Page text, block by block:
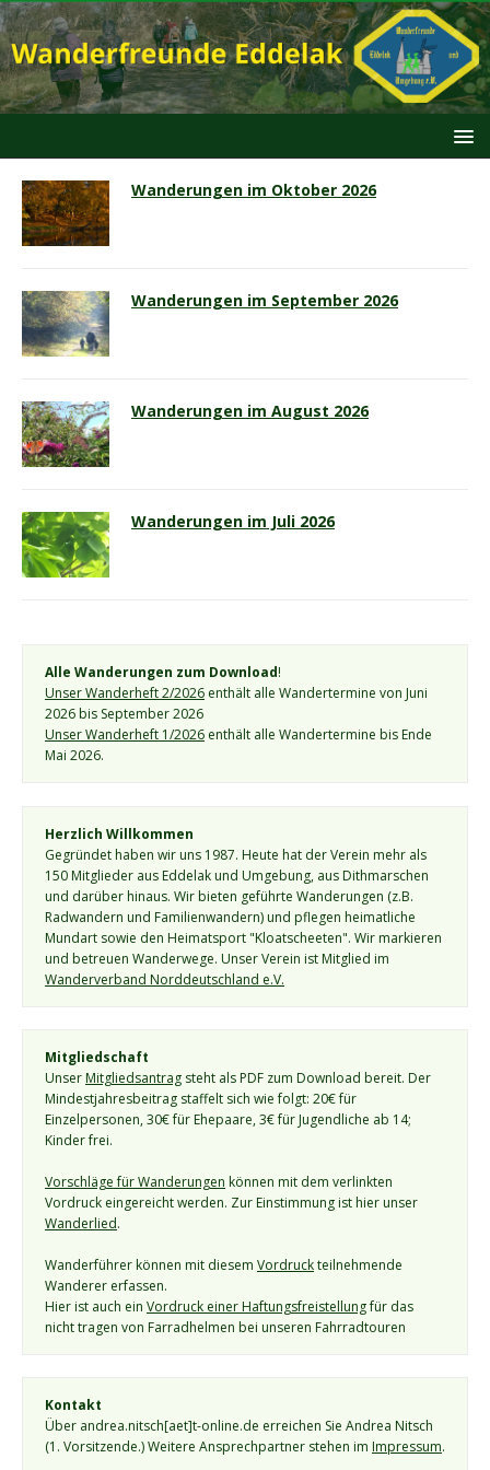
Wanderungen im Oktober 2026
Wanderungen im September 2026
Wanderungen im August 2026
Wanderungen im Juli 2026
Alle Wanderungen zum Download!
Unser Wanderheft 2/2026 enthält alle Wandertermine von Juni
2026 bis September 2026
Unser Wanderheft 1/2026 enthält alle Wandertermine bis Ende
Mai 2026.
Herzlich Willkommen
Gegründet haben wir uns 1987. Heute hat der Verein mehr als
150 Mitglieder aus Eddelak und Umgebung, aus Dithmarschen
und darüber hinaus. Wir bieten geführte Wanderungen (z.B.
Radwandern und Familienwandern) und pflegen heimatliche
Mundart sowie den Heimatsport "Kloatscheeten". Wir markieren
Wanderverband Norddeutschland e.V.
Mitgliedschaft
Unser Mitgliedsantrag steht als PDF zum Download bereit. Der
Mindestjahresbeitrag staffelt sich wie folgt: 20€ für
Einzelpersonen, 30€ für Ehepaare, 3€ für Jugendliche ab 14;
Kinder frei.
Vorschläge für Wanderungen können mit dem verlinkten
Wanderlied.
Wanderführer können mit diesem Vordruck teilnehmende
Wanderer erfassen.
Hier ist auch ein Vordruck einer Haftungsfreistellung für das
nicht tragen von Farradhelmen bei unseren Fahrradtouren
Kontakt
Über andrea.nitsch[aet]t-online.de erreichen Sie Andrea Nitsch
(1. Vorsitzende.) Weitere Ansprechpartner stehen im Impressum